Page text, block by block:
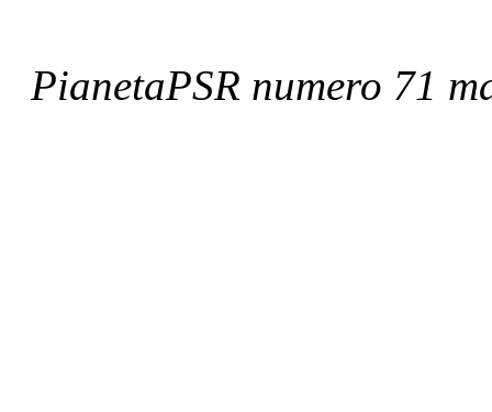
PianetaPSR numero 71